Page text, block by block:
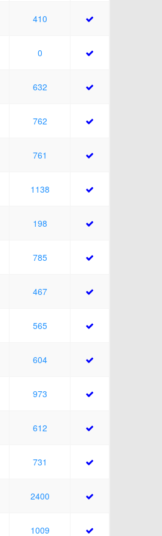
410
0
632
762
761
1138
198
785
467
565
604
973
612
731
2400
1009